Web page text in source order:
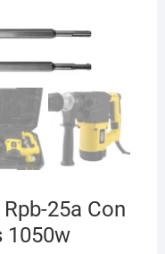
25a Con
1050w